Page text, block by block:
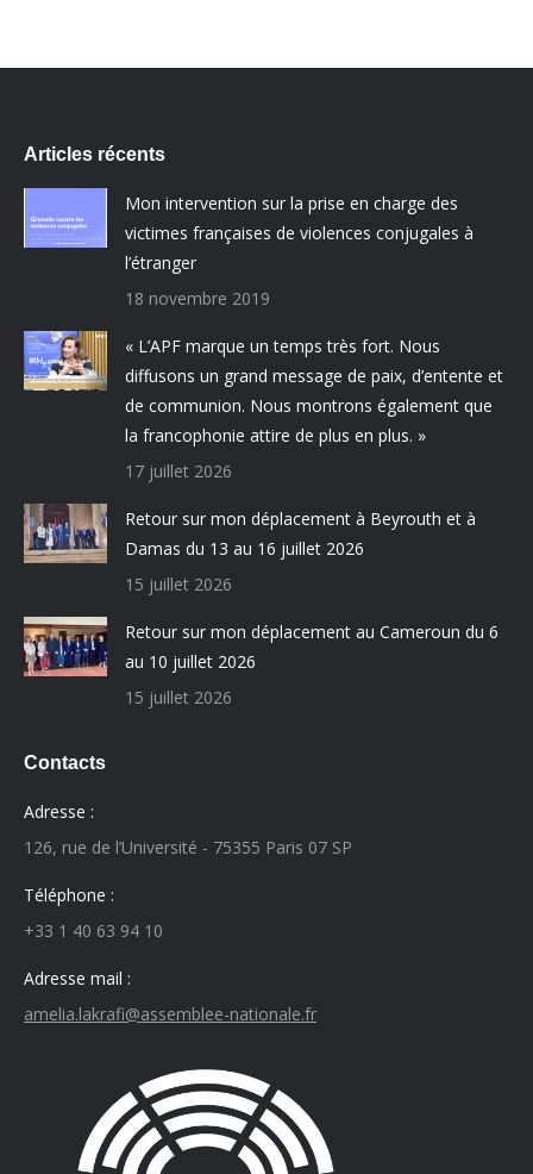
Articles récents
Mon intervention sur la prise en charge des
victimes françaises de violences conjugales à
l’étranger
18 novembre 2019
« L’APF marque un temps très fort. Nous
diffusons un grand message de paix, d’entente et
de communion. Nous montrons également que
la francophonie attire de plus en plus. »
17 juillet 2026
Retour sur mon déplacement à Beyrouth et à
Damas du 13 au 16 juillet 2026
15 juillet 2026
Retour sur mon déplacement au Cameroun du 6
au 10 juillet 2026
15 juillet 2026
Contacts
Adresse :
126, rue de l’Université - 75355 Paris 07 SP
Téléphone :
+33 1 40 63 94 10
Adresse mail :
amelia.lakrafi@assemblee-nationale.fr